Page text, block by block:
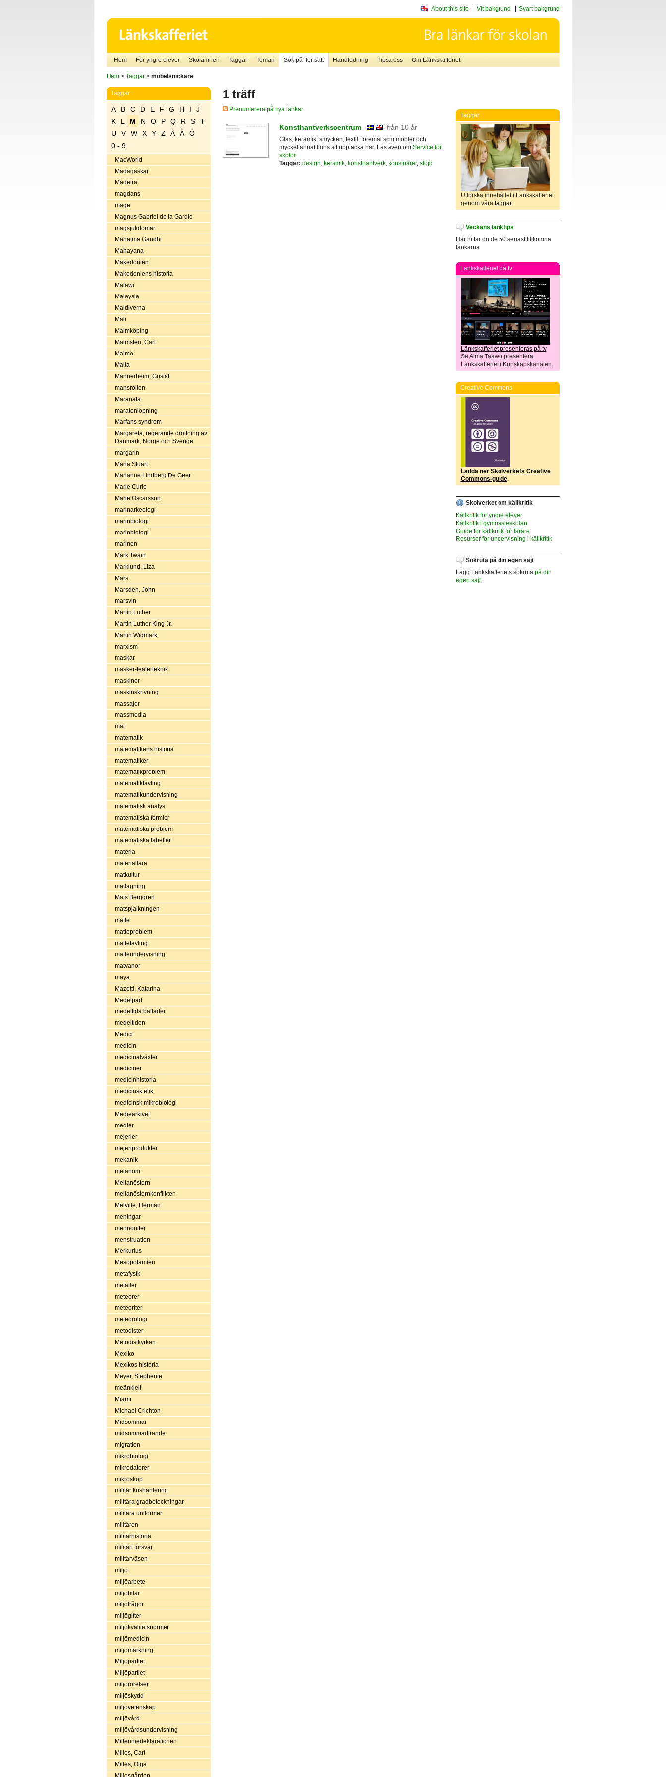
About this site Vit bakgrund Svart bakgrund
Hem För yngre elever Skolämnen Taggar Teman Sök på fler sätt Handledning Tipsa oss Om Länkskafferiet
Hem> Taggar> möbelsnickare
Taggar
A B C D E F G H I
J
K
L M N O P Q R S
T
U
V W X Y Z Å Ä
Ö
0 - 9
MacWorld
Madagaskar
Madeira
magdans
mage
Magnus Gabriel de la Gardie
magsjukdomar
Mahatma Gandhi
Mahayana
Makedonien
Makedoniens historia
Malawi
Malaysia
Maldiverna
Mali
Malmköping
Malmsten, Carl
Malmö
Malta
Mannerheim, Gustaf
mansrollen
Maranata
maratonlöpning
Marfans syndrom
Margareta, regerande drottning av
Danmark, Norge och Sverige
margarin
Maria Stuart
Marianne Lindberg De Geer
Marie Curie
Marie Oscarsson
marinarkeologi
marinbiologi
marinbiologi
marinen
Mark Twain
Marklund, Liza
Mars
Marsden, John
marsvin
Martin Luther
Martin Luther King Jr.
Martin Widmark
marxism
maskar
masker-teaterteknik
maskiner
maskinskrivning
massajer
massmedia
mat
matematik
matematikens historia
matematiker
matematikproblem
matematiktävling
matematikundervisning
matematisk analys
matematiska formler
matematiska problem
matematiska tabeller
materia
materiallära
matkultur
matlagning
Mats Berggren
matspjälkningen
matte
matteproblem
mattetävling
matteundervisning
matvanor
maya
Mazetti, Katarina
Medelpad
medeltida ballader
medeltiden
Medici
medicin
medicinalväxter
mediciner
medicinhistoria
medicinsk etik
medicinsk mikrobiologi
Mediearkivet
medier
mejerier
mejeriprodukter
mekanik
melanom
Mellanöstern
mellanösternkonflikten
Melville, Herman
meningar
mennoniter
menstruation
Merkurius
Mesopotamien
metafysik
metaller
meteorer
meteoriter
meteorologi
metodister
Metodistkyrkan
Mexiko
Mexikos historia
Meyer, Stephenie
meänkieli
Miami
Michael Crichton
Midsommar
midsommarfirande
migration
mikrobiologi
mikrodatorer
mikroskop
militär krishantering
militära gradbeteckningar
militära uniformer
militären
militärhistoria
militärt försvar
militärväsen
miljö
miljöarbete
miljöbilar
miljöfrågor
miljögifter
miljökvalitetsnormer
miljömedicin
miljömärkning
Miljöpartiet
Miljöpartiet
miljörörelser
miljöskydd
miljövetenskap
miljövård
miljövårdsundervisning
Millenniedeklarationen
Milles, Carl
Milles, Olga
Millesgården
1 träff
Prenumerera på nya länkar
Konsthantverkscentrum från 10 år
Glas, keramik, smycken, textil, föremål som möbler och
mycket annat finns att upptäcka här. Läs även om Service för
skolor.
Taggar: design keramik, konsthantverk, konstnärer, slöjd
Taggar
Utforska innehållet i Länkskafferiet
genom våra taggar.
Veckans länktips
Här hittar du de 50 senast tillkomna
länkarna
Länkskafferiet på tv
Länkskafferiet presenteras på tv
Se Alma Taawo presentera
Länkskafferiet i Kunskapskanalen.
Creative Commons
Ladda ner Skolverkets Creative
Commons-guide.
Skolverket om källkritik
Källkritik för yngre elever
Källkritik i gymnasieskolan
Guide för källkritik för lärare
Resurser för undervisning i källkritik
Sökruta på din egen sajt
Lägg Länkskafferiets sökruta på din
egen sajt.